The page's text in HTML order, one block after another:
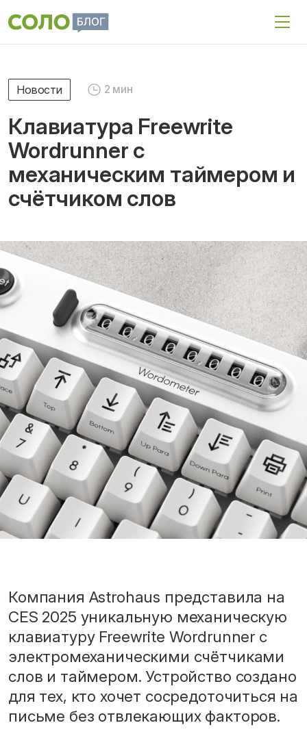
Новости 2 мин
Клавиатура Freewrite
Wordrunner с
механическим таймером и
счётчиком слов
Компания Astrohaus представила на
CES 2025 уникальную механическую
клавиатуру Freewrite Wordrunner с
электромеханическими счётчиками
слов и таймером. Устройство создано
для тех, кто хочет сосредоточиться на
письме без отвлекающих факторов.